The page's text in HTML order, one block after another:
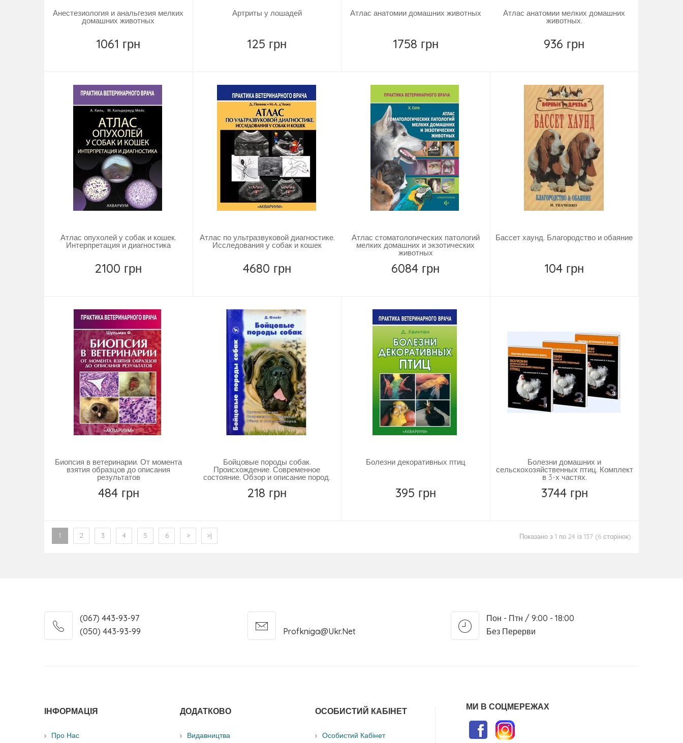
Анестезиология и анальгезия мелких
домашних животных
1061 грн
Артриты у лошадей
125 грн
Атлас анатомии домашних животных
1758 грн
Атлас анатомии мелких домашних
животных.
936 грн
Атлас опухолей у собак и кошек.
Интерпретация и диагностика
2100 грн
Атлас по ультразвуковой диагностике.
Исследования у собак и кошек
4680 грн
Атлас стоматологических патологий
мелких домашних и экзотических
животных
6084 грн
Бассет хаунд. Благородство и обаяние
104 грн
Биопсия в ветеринарии. От момента
взятия образцов до описания
результатов
484 грн
Бойцовые породы собак.
Происхождение. Современное
состояние. Обзор и описание пород.
218 грн
Болезни декоративных птиц
395 грн
Болезни домашних и
сельскохозяйственных птиц. Комплект
в 3-х частях.
3744 грн
1 2 3 4 5 6 > >| Показано з 1 по 24 із 137 (6 сторінок)
(067) 443-93-97
(050) 443-93-99
Profkniga@ukr.net
Пон - Птн / 9:00 - 18:00
Без Перерви
ІНФОРМАЦІЯ
Про Нас
ДОДАТКОВО
Видавництва
ОСОБИСТИЙ КАБІНЕТ
Особистий Кабінет
МИ В СОЦМЕРЕЖАХ